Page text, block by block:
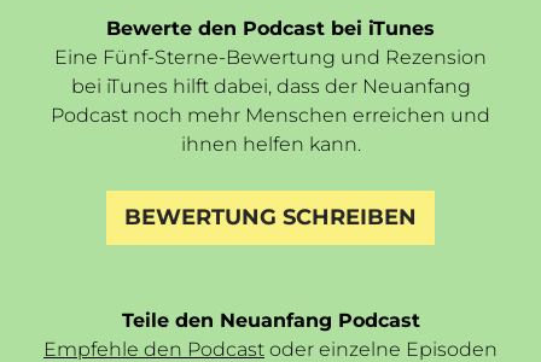
Bewerte den Podcast bei iTunes
Eine Fünf-Sterne-Bewertung und Rezension
bei iTunes hilft dabei, dass der Neuanfang
Podcast noch mehr Menschen erreichen und
ihnen helfen kann.
BEWERTUNG SCHREIBEN
Teile den Neuanfang Podcast
Empfehle den Podcast oder einzelne Episoden